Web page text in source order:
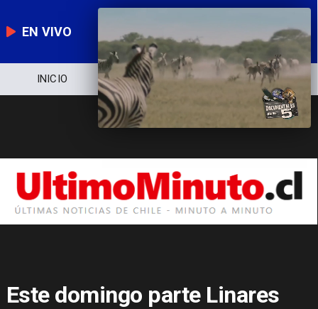
EN VIVO
NOTICIERO POLÍTICA ECONOMÍA
Este domingo parte Linares